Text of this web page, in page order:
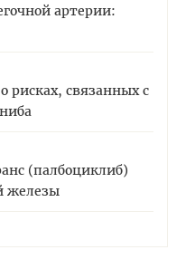
артерии:
рисках, связанных с
(палбоциклиб)
железы